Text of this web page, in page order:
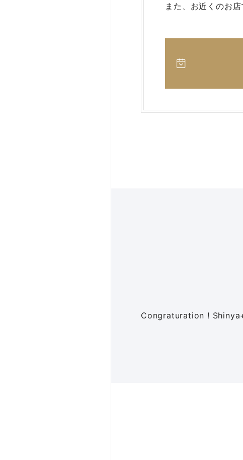
また、お近くのお
Congraturation !